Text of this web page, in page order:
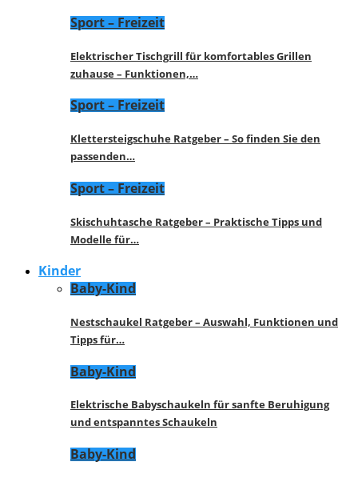
Sport – Freizeit
Elektrischer Tischgrill für komfortables Grillen
zuhause – Funktionen,…
Sport – Freizeit
Klettersteigschuhe Ratgeber – So finden Sie den
passenden…
Sport – Freizeit
Skischuhtasche Ratgeber – Praktische Tipps und
Modelle für…
Kinder
Baby-Kind
Nestschaukel Ratgeber – Auswahl, Funktionen und
Tipps für…
Baby-Kind
Elektrische Babyschaukeln für sanfte Beruhigung
und entspanntes Schaukeln
Baby-Kind